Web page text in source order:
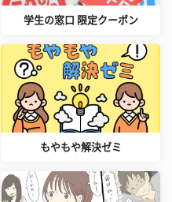
学生の窓口 限定クーポン
もやもや解決ゼミ